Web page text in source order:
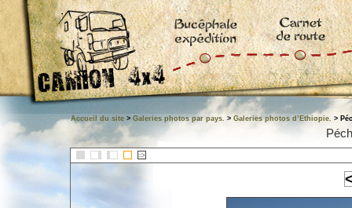
Accueil du site > Galeries photos par pays. > Galeries photos d’Ethiopie. >
::>